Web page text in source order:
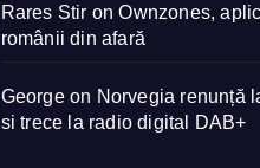
Rares Stir onOwnzones,
românii din afară
Georgeon Norvegia renunță
si trece la radio digital DAB+